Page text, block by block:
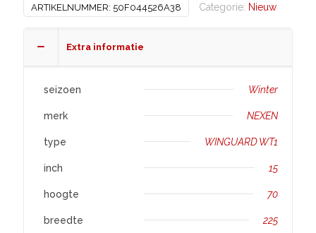
WINGUARD
aantal
ARTIKELNUMMER: 50F044526A38 Categorie: Nieuw
Extra informatie
seizoen Winter
merk NEXEN
type WINGUARD WT1
inch 15
hoogte 70
breedte 225